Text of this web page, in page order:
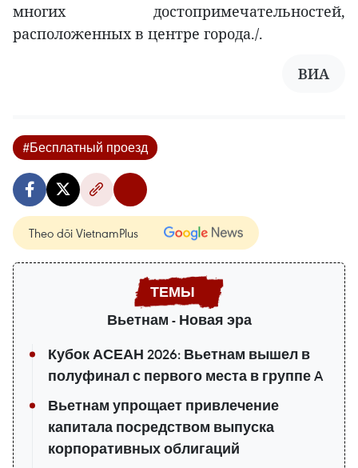
многих достопримечательностей,
расположенных в центре города./.
ВИА
#Бесплатный проезд
Theo dõi VietnamPlus
Вьетнам - Новая эра
Кубок АСЕАН 2026: Вьетнам вышел в
полуфинал с первого места в группе A
Вьетнам упрощает привлечение
капитала посредством выпуска
корпоративных облигаций